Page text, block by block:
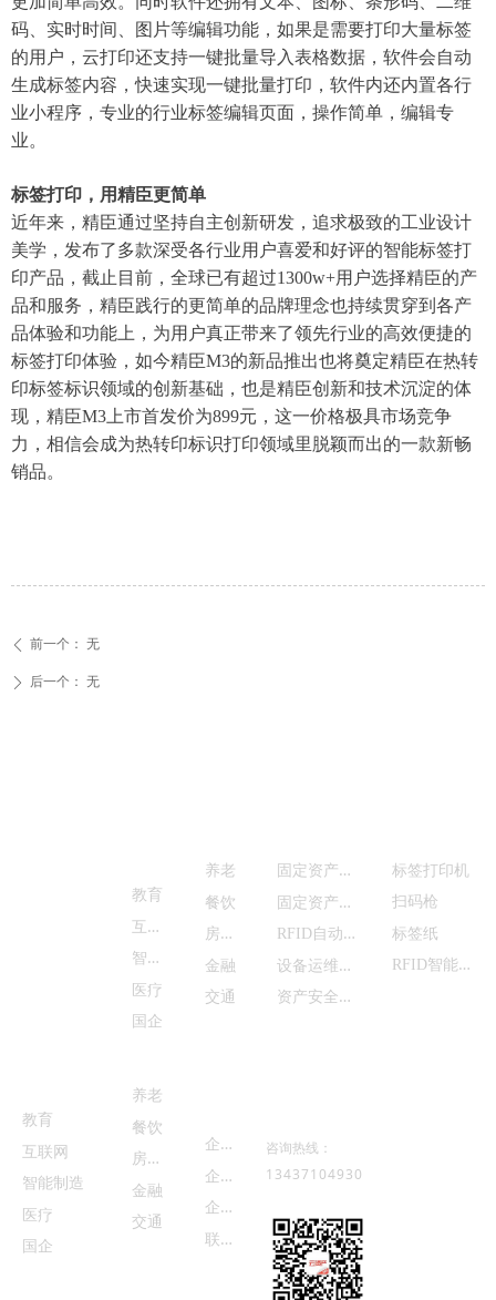
码、实时时间、图片等编辑功能，如果是需要打印大量标签
的用户，云打印还支持一键批量导入表格数据，软件会自动
生成标签内容，快速实现一键批量打印，软件内还内置各行
业小程序，专业的行业标签编辑页面，操作简单，编辑专
业。
标签打印，用精臣更简单
近年来，精臣通过坚持自主创新研发，追求极致的工业设计
美学，发布了多款深受各行业用户喜爱和好评的智能标签打
印产品，截止目前，全球已有超过1300w+用户选择精臣的产
品和服务，精臣践行的更简单的品牌理念也持续贯穿到各产
品体验和功能上，为用户真正带来了领先行业的高效便捷的
标签打印体验，如今精臣M3的新品推出也将奠定精臣在热转
印标签标识领域的创新基础，也是精臣创新和技术沉淀的体
现，精臣M3上市首发价为899元，这一价格极具市场竞争
力，相信会成为热转印标识打印领域里脱颖而出的一款新畅
销品。
ꄴ 前一个： 无
ꄲ 后一个： 无
企
业概况
企
业荣誉
企
业动态
联
系我们
教育
互
联网
智
能制造
医疗
国企
养老
餐饮
房
地产
金融
交通
固
定资产管理
固
定资产清查
R
FID自动盘点
设
备运维管理
资
产安全监控
标签打印机
扫码枪
标签纸
R
FID智能设备
教育
互联网
智能制造
医疗
国企
养老
餐饮
房
地产
金融
交通
咨询热线：
13437104930